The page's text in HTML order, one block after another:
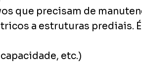
que precisam de
a estruturas prediais.
etc.)